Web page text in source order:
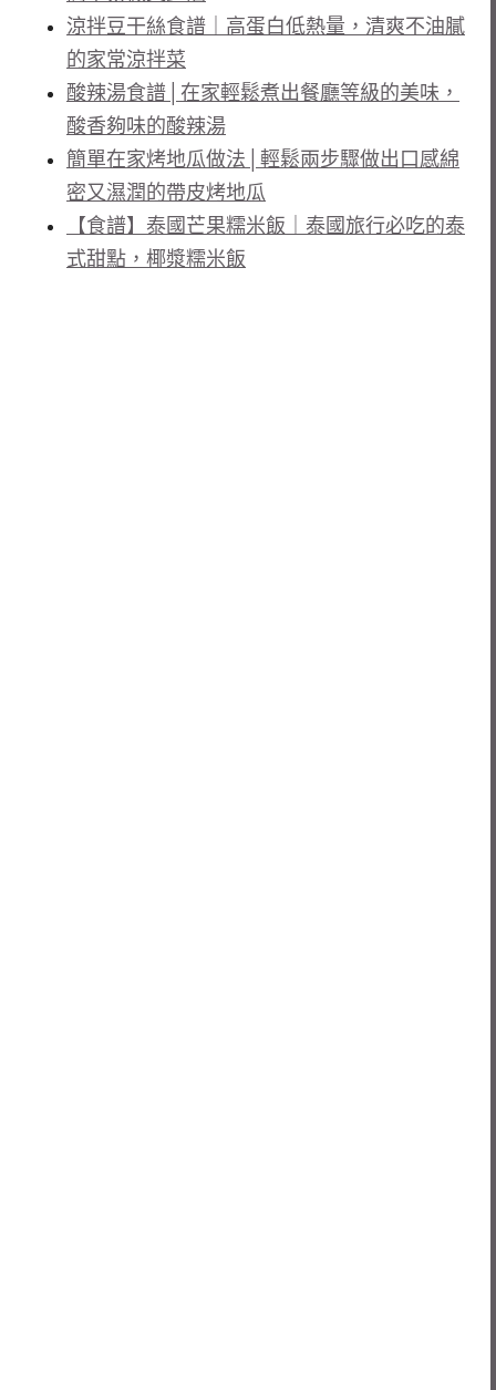
涼拌豆干絲食譜｜高蛋白低熱量，清爽不油膩
的家常涼拌菜
酸辣湯食譜│在家輕鬆煮出餐廳等級的美味，
酸香夠味的酸辣湯
簡單在家烤地瓜做法│輕鬆兩步驟做出口感綿
密又濕潤的帶皮烤地瓜
【食譜】泰國芒果糯米飯｜泰國旅行必吃的泰
式甜點，椰漿糯米飯